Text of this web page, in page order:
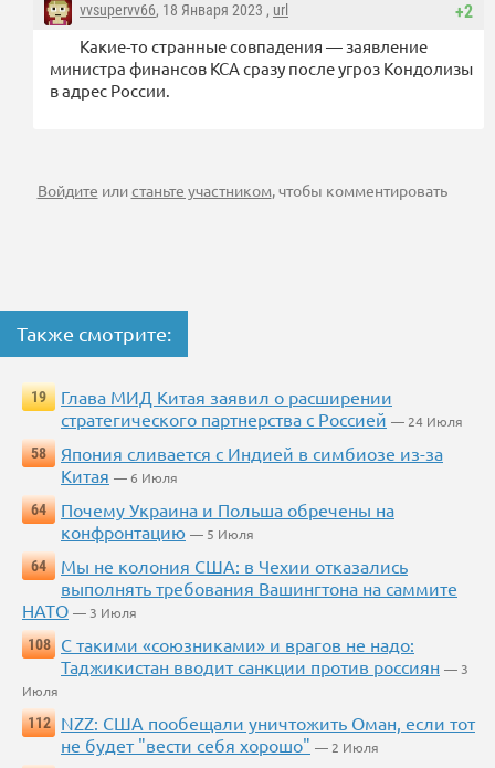
+2
vvsupervv66, 18 Января 2023 , url
Какие-то странные совпадения — заявление
министра финансов КСА сразу после угроз Кондолизы
в адрес России.
Войдите илистаньте участником, чтобы комментировать
Также смотрите:
19
Глава МИД Китая заявил о расширении
стратегического партнерства с Россией — 24 Июля
58
Япония сливается с Индией в симбиозе из-за
Китая — 6 Июля
64
Почему Украина и Польша обречены на
конфронтацию — 5 Июля
64
Мы не колония США: в Чехии отказались
выполнять требования Вашингтона на саммите
НАТО — 3 Июля
108
С такими «союзниками» и врагов не надо:
Таджикистан вводит санкции против россиян — 3
Июля
112
NZZ: США пообещали уничтожить Оман, если тот
не будет "вести себя хорошо" — 2 Июля